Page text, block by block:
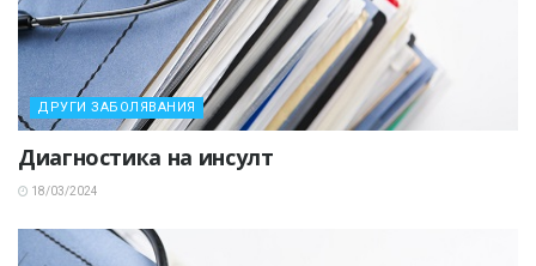
ДРУГИ ЗАБОЛЯВАНИЯ
Диагностика на инсулт
18/03/2024